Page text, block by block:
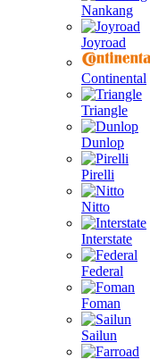
Nankang
Joyroad
Continental
Triangle
Dunlop
Pirelli
Nitto
Interstate
Federal
Foman
Sailun